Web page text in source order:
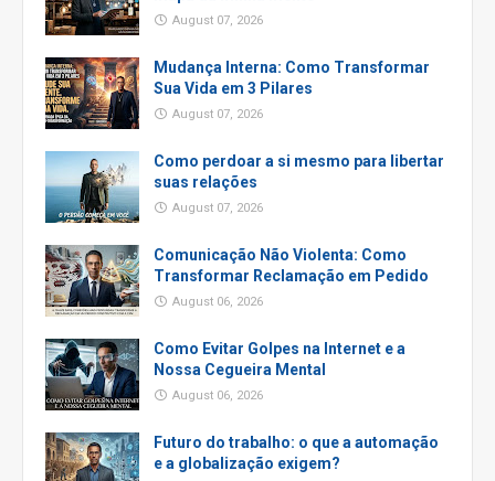
August 07, 2026
Mudança Interna: Como Transformar
Sua Vida em 3 Pilares
August 07, 2026
Como perdoar a si mesmo para libertar
suas relações
August 07, 2026
Comunicação Não Violenta: Como
Transformar Reclamação em Pedido
August 06, 2026
Como Evitar Golpes na Internet e a
Nossa Cegueira Mental
August 06, 2026
Futuro do trabalho: o que a automação
e a globalização exigem?